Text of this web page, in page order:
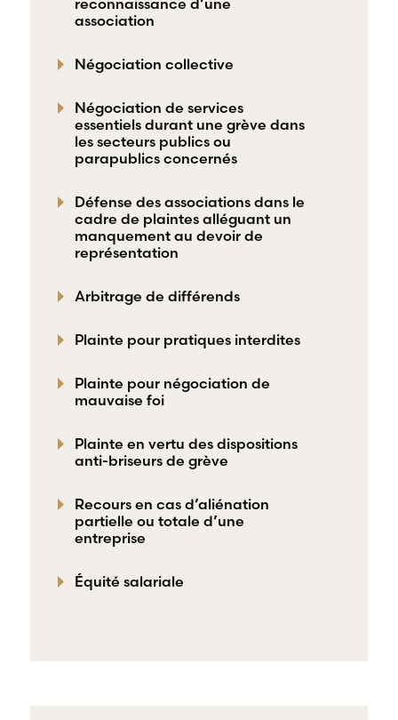
reconnaissance d’une
association
Négociation collective
Négociation de services
essentiels durant une grève dans
les secteurs publics ou
parapublics concernés
Défense des associations dans le
cadre de plaintes alléguant un
manquement au devoir de
représentation
Arbitrage de différends
Plainte pour pratiques interdites
Plainte pour négociation de
mauvaise foi
Plainte en vertu des dispositions
anti-briseurs de grève
Recours en cas d’aliénation
partielle ou totale d’une
entreprise
Équité salariale